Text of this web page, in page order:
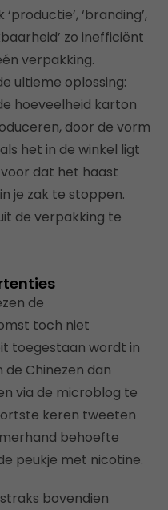
‘branding’,
zo inefficiënt
verpakking.
ultieme oplossing:
hoeveelheid karton
door de vorm
het in de winkel ligt
dat het haast
je zak te stoppen.
de verpakking te
de
toch niet
toegestaan wordt in
de Chinezen dan
via de microblog te
keren tweeten
behoefte
peukje met nicotine.
bovendien